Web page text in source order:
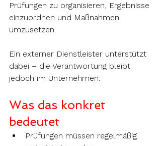
Prüfungen zu organisieren, Ergebnisse
einzuordnen und Maßnahmen
umzusetzen.
Ein externer Dienstleister unterstützt
dabei – die Verantwortung bleibt
jedoch im Unternehmen.
Was das konkret
bedeutet
Prüfungen müssen regelmäßig